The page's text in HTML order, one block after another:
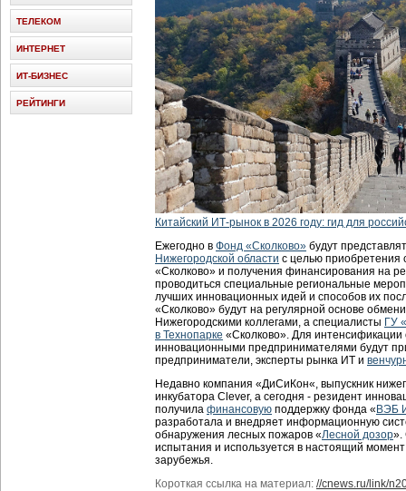
Китайский ИТ-рынок в 2026 году: гид для
Ежегодно в Фонд «Сколково» будут
Нижегородской области с целью приобретения
«Сколково» и получения финансирования на
проводиться специальные региональные
лучших инновационных идей и способов их
«Сколково» будут на регулярной основе
Нижегородскими коллегами, а специалисты ГУ
в Технопарке «Сколково». Для
инновационными предпринимателями будут
предприниматели, эксперты рынка ИТ и
Недавно компания «ДиСиКон«, выпускник
инкубатора Clever, а сегодня - резидент
получила финансовую поддержку фонда «ВЭБ
разработала и внедряет информационную
обнаружения лесных пожаров «Лесной дозор».
испытания и используется в настоящий
зарубежья.
Короткая ссылка на материал: //cnews.ru/link/
ТЕЛЕКОМ
ИНТЕРНЕТ
ИТ-БИЗНЕС
РЕЙТИНГИ